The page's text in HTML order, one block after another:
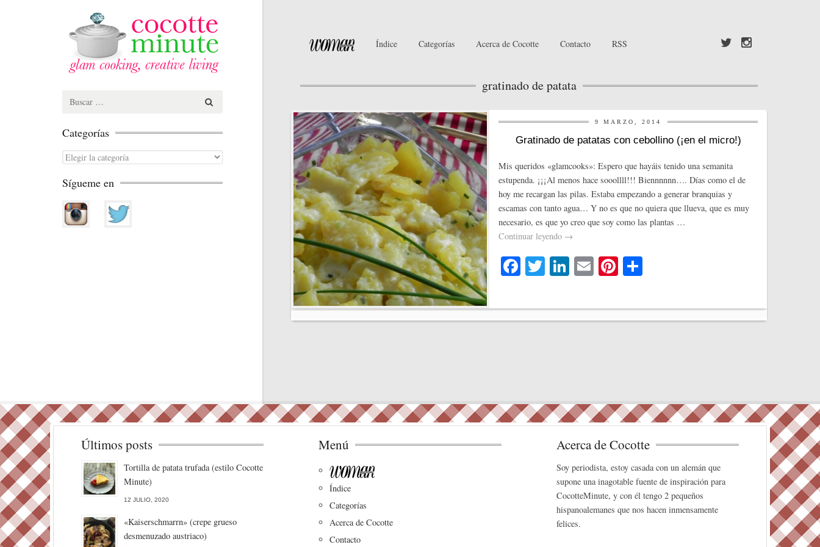
Índice Categorías Acerca de Cocotte Contacto RSS
gratinado de patata
9 MARZO, 2014
Gratinado de patatas con cebollino (¡en el micro!)
Mis queridos «glamcooks»: Espero que hayáis tenido una semanita
estupenda. ¡¡¡Al menos hace sooollll!!! Biennnnnn…. Días como el de
hoy me recargan las pilas. Estaba empezando a generar branquias y
escamas con tanto agua… Y no es que no quiera que llueva, que es muy
necesario, es que yo creo que soy como las plantas …
Continuar leyendo →
Fa
bo
ok
T
tte
r
Li
ed
In
E
ail
Pi
er
es
m
pa
Search
Categorías
Categorías
Sígueme en
Últimos posts
Tortilla de patata trufada (estilo Cocotte
Minute)
12 JULIO, 2020
«Kaiserschmarrn» (crepe grueso
desmenuzado austriaco)
Menú
Índice
Categorías
Acerca de Cocotte
Contacto
Acerca de Cocotte
Soy periodista, estoy casada con un alemán que
supone una inagotable fuente de inspiración para
CocotteMinute, y con él tengo 2 pequeños
hispanoalemanes que nos hacen inmensamente
felices.